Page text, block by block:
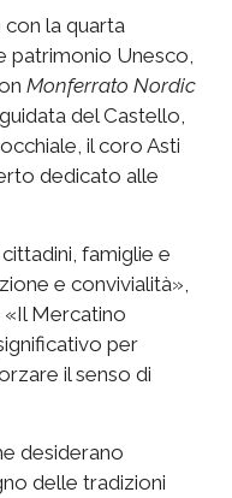
con la quarta
patrimonio Unesco,
Monferrato Nordic
del Castello,
il coro Asti
dedicato alle
famiglie e
e convivialità»,
Mercatino
per
il senso di
desiderano
delle tradizioni